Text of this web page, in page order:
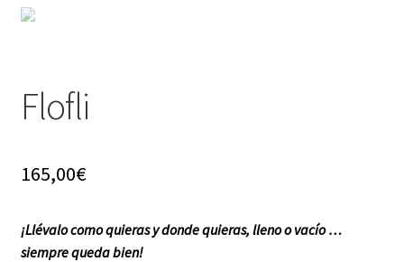
Flofli
165,00€
¡Llévalo como quieras y donde quieras, lleno o vacío …
siempre queda bien!